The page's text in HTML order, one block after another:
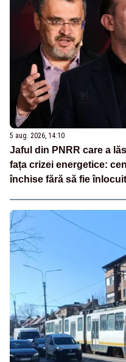
5 aug. 2026, 14:10
Jaful din PNRR care a
fața crizei energetice:
închise fără să fie